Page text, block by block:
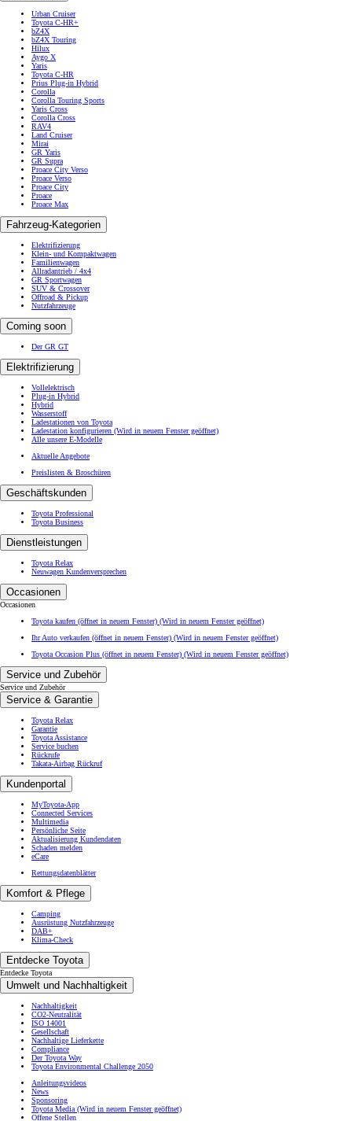
Urban Cruiser
Toyota C-HR+
bZ4X
bZ4X Touring
Hilux
Aygo X
Yaris
Toyota C-HR
Prius Plug-in Hybrid
Corolla
Corolla Touring Sports
Yaris Cross
Corolla Cross
RAV4
Land Cruiser
Mirai
GR Yaris
GR Supra
Proace City Verso
Proace Verso
Proace City
Proace
Proace Max
Fahrzeug-Kategorien
Elektrifizierung
Klein- und Kompaktwagen
Familienwagen
Allradantrieb / 4x4
GR Sportwagen
SUV & Crossover
Offroad & Pickup
Nutzfahrzeuge
Coming soon
Der GR GT
Elektrifizierung
Vollelektrisch
Plug-in Hybrid
Hybrid
Wasserstoff
Ladestationen von Toyota
Ladestation konfigurieren (Wird in neuem Fenster geöffnet)
Alle unsere E-Modelle
Aktuelle Angebote
Preislisten & Broschüren
Geschäftskunden
Toyota Professional
Toyota Business
Dienstleistungen
Toyota Relax
Neuwagen Kundenversprechen
Occasionen
Occasionen
Toyota kaufen (öffnet in neuem Fenster) (Wird in neuem Fenster geöffnet)
Ihr Auto verkaufen (öffnet in neuem Fenster) (Wird in neuem Fenster geöffnet)
Toyota Occasion Plus (öffnet in neuem Fenster) (Wird in neuem Fenster geöffnet)
Service und Zubehör
Service und Zubehör
Service & Garantie
Toyota Relax
Garantie
Toyota Assistance
Service buchen
Rückrufe
Takata-Airbag Rückruf
Kundenportal
MyToyota-App
Connected Services
Multimedia
Persönliche Seite
Aktualisierung Kundendaten
Schaden melden
eCare
Rettungsdatenblätter
Komfort & Pflege
Camping
Ausrüstung Nutzfahrzeuge
DAB+
Klima-Check
Entdecke Toyota
Entdecke Toyota
Umwelt und Nachhaltigkeit
Nachhaltigkeit
CO2-Neutralität
ISO 14001
Gesellschaft
Nachhaltige Lieferkette
Compliance
Der Toyota Way
Toyota Environmental Challenge 2050
Anleitungsvideos
News
Sponsoring
Toyota Media (Wird in neuem Fenster geöffnet)
Offene Stellen